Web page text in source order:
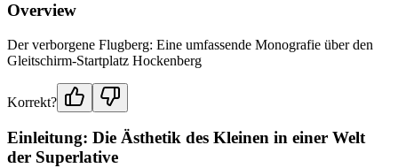
Overview
Der verborgene Flugberg: Eine umfassende Monografie über den
Gleitschirm-Startplatz Hockenberg
Korrekt?
Einleitung: Die Ästhetik des Kleinen in einer Welt
der Superlative